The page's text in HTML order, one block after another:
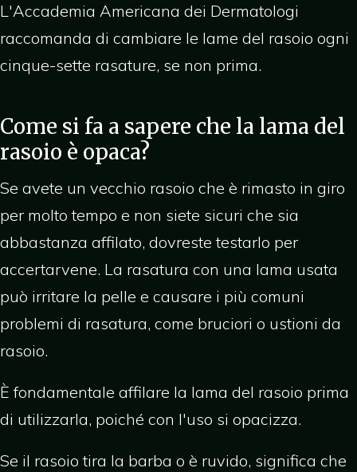
L'Accademia Americana dei Dermatologi
raccomanda di cambiare le lame del rasoio ogni
cinque-sette rasature, se non prima.
Come si fa a sapere che la lama del
rasoio è opaca?
Se avete un vecchio rasoio che è rimasto in giro
per molto tempo e non siete sicuri che sia
abbastanza affilato, dovreste testarlo per
accertarvene. La rasatura con una lama usata
può irritare la pelle e causare i più comuni
problemi di rasatura, come bruciori o ustioni da
rasoio.
È fondamentale affilare la lama del rasoio prima
di utilizzarla, poiché con l'uso si opacizza.
Se il rasoio tira la barba o è ruvido, significa che